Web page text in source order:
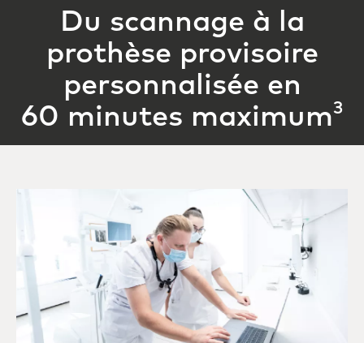
Du scannage à la
prothèse provisoire
personnalisée en
60 minutes maximum3